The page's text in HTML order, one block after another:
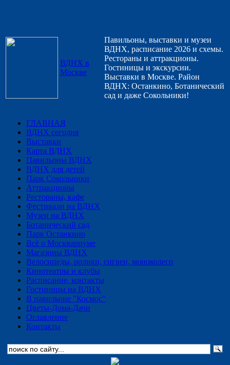
ВДНХ в
Москве
Павильоны, выставки и музеи
ВДНХ, расписание 2026 и схемы.
Рестораны и аттракционы.
Гостиницы и экскурсии.
Выставки в Москве. Район
ВДНХ: Останкино, Ботанический
сад и даже Сокольники!
ГЛАВНАЯ
ВДНХ сегодня
Выставки
Карта ВДНХ
Павильоны ВДНХ
ВДНХ для детей
Парк Сокольники
Аттракционы
Рестораны, кафе
Фестивали на ВДНХ
Музеи на ВДНХ
Ботанический сад
Парк Останкино
Всё о Москвариуме
Магазины ВДНХ
Велосипеды, ролики, сигвеи, моноколесо
Кинотеатры и клубы
Расписание, контакты
Гостиницы на ВДНХ
В павильоне "Космос"
Цветы-Дома-Дачи
Оглавление
Контакты